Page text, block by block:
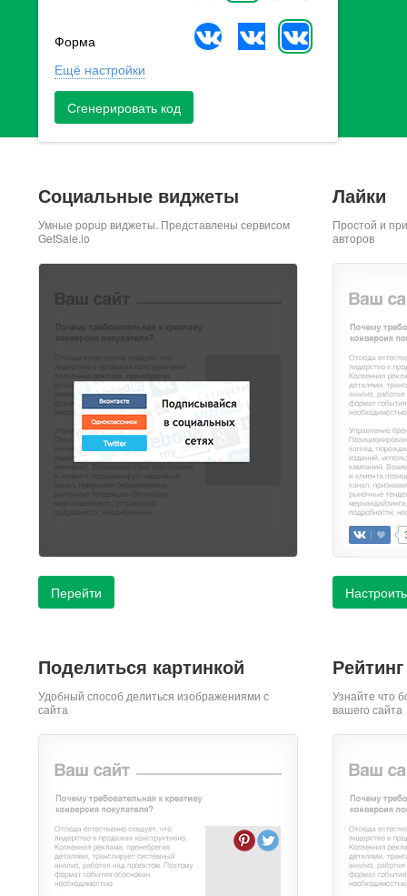
Форма
Ещё настройки
Сгенерировать код
Социальные виджеты
Умные popup виджеты. Представлены сервисом
GetSale.io
Перейти
Лайки
Простой и
авторов
Настроить
Поделиться картинкой
Удобный способ делиться изображениями с
сайта
Узнайте что
вашего сайта